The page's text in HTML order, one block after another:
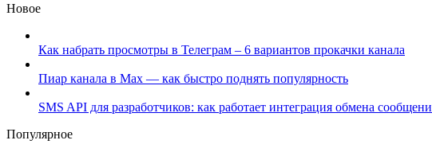
Новое
Как набрать просмотры в Телеграм – 6 вариантов прокачки канала
Пиар канала в Max — как быстро поднять популярность
SMS API для разработчиков: как работает интеграция обмена
Популярное